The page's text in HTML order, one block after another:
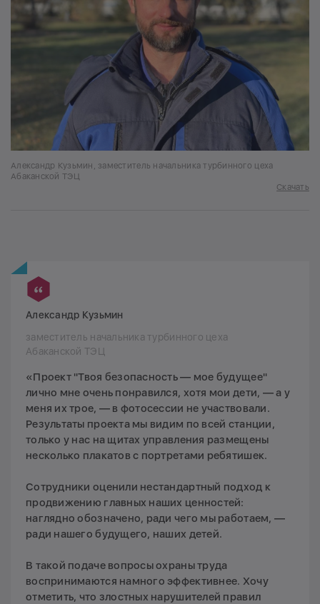
Александр Кузьмин, заместитель начальника турбинного цеха
Абаканской ТЭЦ
Скачать
Александр Кузьмин
заместитель начальника турбинного цеха
Абаканской ТЭЦ
«Проект "Твоя безопасность — мое будущее"
лично мне очень понравился, хотя мои дети, — а у
меня их трое, — в фотосессии не участвовали.
Результаты проекта мы видим по всей станции,
только у нас на щитах управления размещены
несколько плакатов с портретами ребятишек.
Сотрудники оценили нестандартный подход к
продвижению главных наших ценностей:
наглядно обозначено, ради чего мы работаем, —
ради нашего будущего, наших детей.
В такой подаче вопросы охраны труда
воспринимаются намного эффективнее. Хочу
отметить, что злостных нарушителей правил